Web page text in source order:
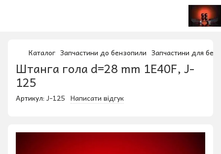
Каталог Запчастини до бензопили Запчастини для
Штанга гола d=28 mm 1E40F, J-
125
Артикул: J-125 Написати відгук